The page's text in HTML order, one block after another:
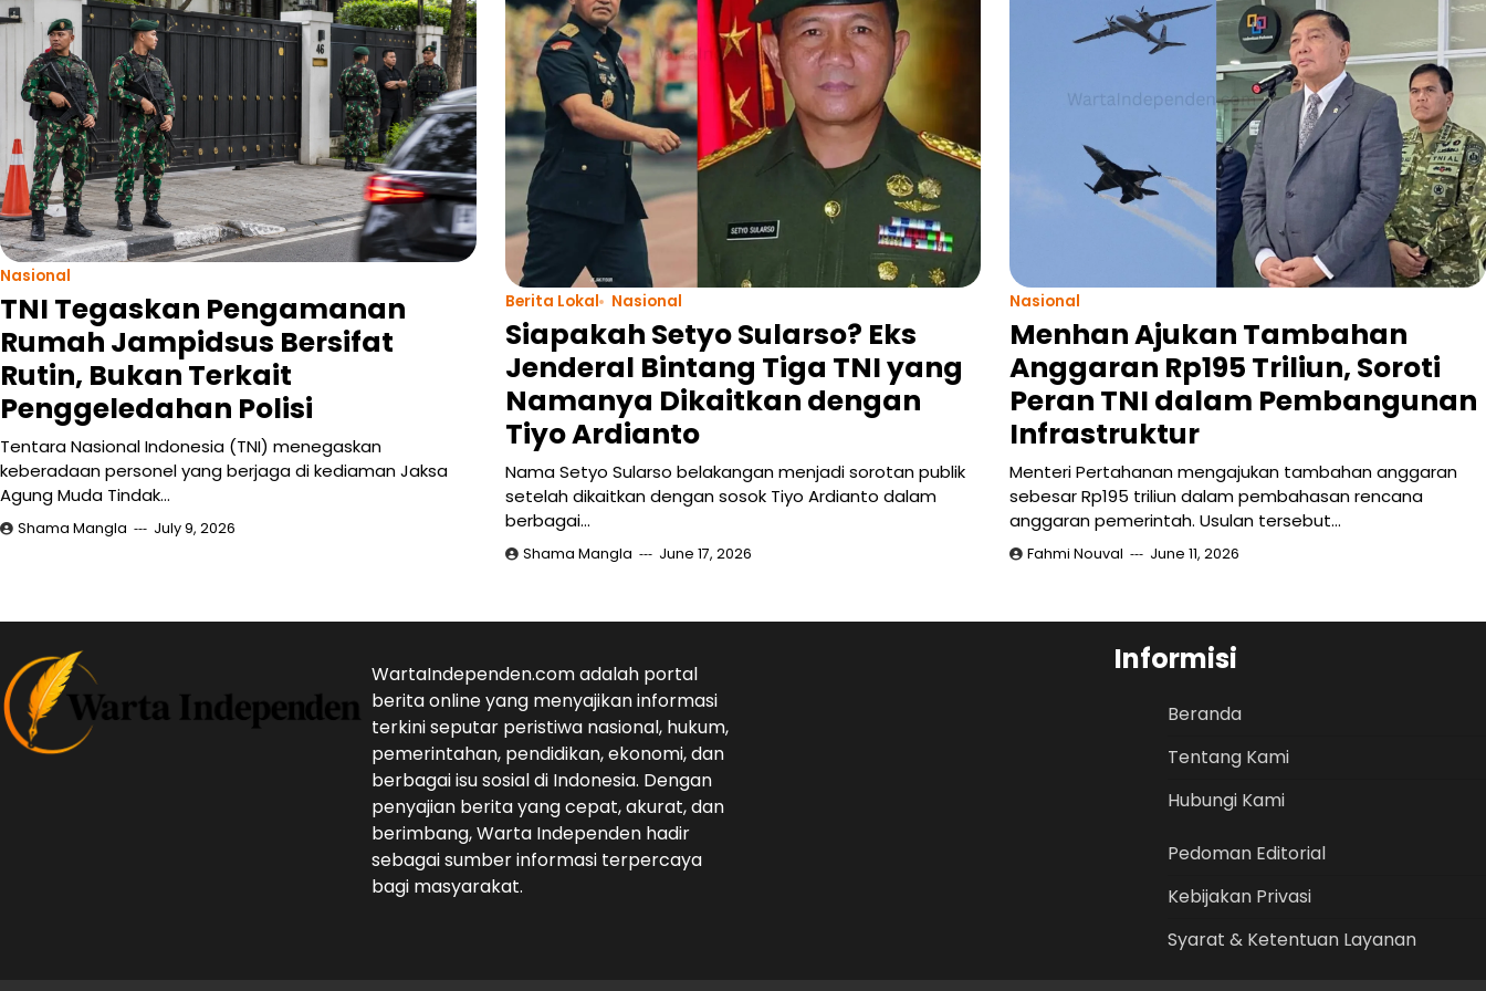
Nasional
TNI Tegaskan Pengamanan
Rumah Jampidsus Bersifat
Rutin, Bukan Terkait
Penggeledahan Polisi
Tentara Nasional Indonesia (TNI) menegaskan
keberadaan personel yang berjaga di kediaman Jaksa
Agung Muda Tindak…
Shama Mangla July 9, 2026
Berita Lokal Nasional
Siapakah Setyo Sularso? Eks
Jenderal Bintang Tiga TNI yang
Namanya Dikaitkan dengan
Tiyo Ardianto
Nama Setyo Sularso belakangan menjadi sorotan publik
setelah dikaitkan dengan sosok Tiyo Ardianto dalam
berbagai…
Shama Mangla June 17, 2026
Nasional
Menhan Ajukan Tambahan
Anggaran Rp195 Triliun, Soroti
Peran TNI dalam Pembangunan
Infrastruktur
Menteri Pertahanan mengajukan tambahan anggaran
sebesar Rp195 triliun dalam pembahasan rencana
anggaran pemerintah. Usulan tersebut…
Fahmi Nouval June 11, 2026
WartaIndependen.com adalah portal
berita online yang menyajikan informasi
terkini seputar peristiwa nasional, hukum,
pemerintahan, pendidikan, ekonomi, dan
berbagai isu sosial di Indonesia. Dengan
penyajian berita yang cepat, akurat, dan
berimbang, Warta Independen hadir
sebagai sumber informasi terpercaya
bagi masyarakat.
Informisi
Beranda
Tentang Kami
Hubungi Kami
Pedoman Editorial
Kebijakan Privasi
Syarat & Ketentuan Layanan